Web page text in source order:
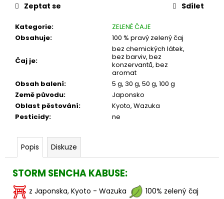
Kategorie:
ZELENÉ ČAJE
Obsahuje: 100 % pravý zelený čaj
Čaj je:
bez chemických látek,
bez barviv, bez
konzervantů, bez
aromat
Obsah balení:
5 g, 30 g, 50 g, 100 g
Země původu:
Japonsko
Oblast pěstování:
Kyoto, Wazuka
Pesticidy: ne
Zeptat se Sdílet
Popis Diskuze
STORM SENCHA KABUSE:
z Japonska, Kyoto - Wazuka
100% zelený čaj
CHASHAKU
Kč